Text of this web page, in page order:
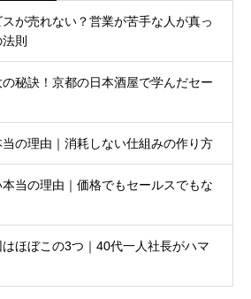
が売れない？営業が苦手な人が真っ
則
秘訣！京都の日本酒屋で学んだセー
の理由｜消耗しない仕組みの作り方
当の理由｜価格でもセールスでもな
ほぼこの3つ｜40代一人社長がハマ